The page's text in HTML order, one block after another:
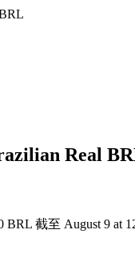
Real
截至 August 9 at